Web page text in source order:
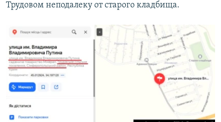
Трудовом неподалеку от старого кладбища.